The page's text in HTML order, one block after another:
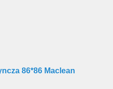
86*86 Maclean